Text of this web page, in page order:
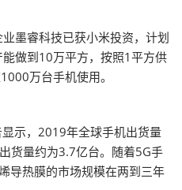
墨睿科技已获小米投资，计划
做到10万平方，按照1平方供
万台手机使用。
示，2019年全球手机出货量
货量约为3.7亿台。随着5G手
导热膜的市场规模在两到三年